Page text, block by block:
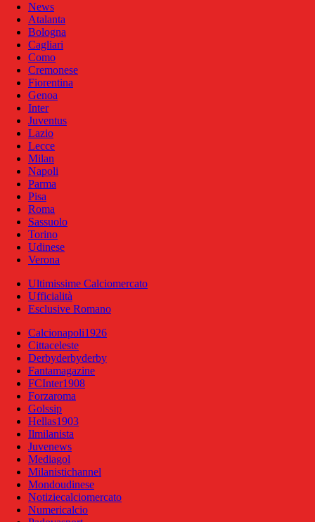
News
Atalanta
Bologna
Cagliari
Como
Cremonese
Fiorentina
Genoa
Inter
Juventus
Lazio
Lecce
Milan
Napoli
Parma
Pisa
Roma
Sassuolo
Torino
Udinese
Verona
Ultimissime Calciomercato
Ufficialità
Esclusive Romano
Calcionapoli1926
Cittaceleste
Derbyderbyderby
Fantamagazine
FCInter1908
Forzaroma
Golssip
Hellas1903
Ilmilanista
Juvenews
Mediagol
Milanistichannel
Mondoudinese
Notiziecalciomercato
Numericalcio